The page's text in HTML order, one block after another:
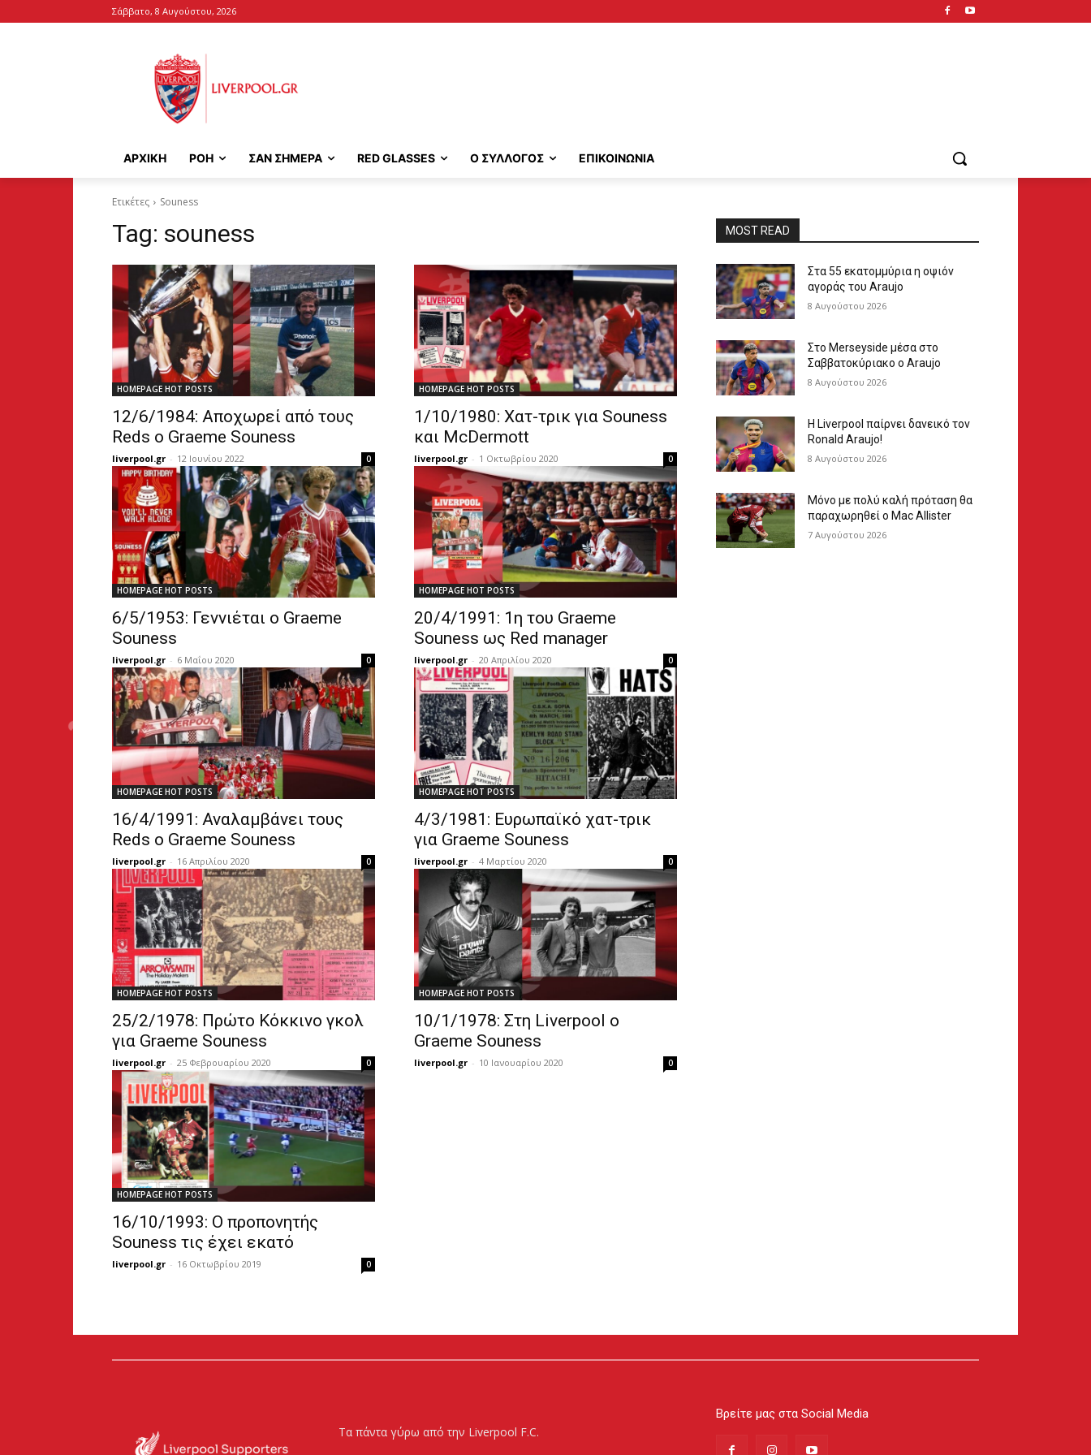
Σάββατο, 8 Αυγούστου, 2026
ΑΡΧΙΚΉ ΡΟΗ ΣΑΝ ΣΗΜΕΡΑ RED GLASSES Ο ΣΥΛΛΟΓΟΣ ΕΠΙΚΟΙΝΩΝΙΑ
Ετικέτες Souness
Tag: souness
HOMEPAGE HOT POSTS
12/6/1984: Αποχωρεί από τους
Reds ο Graeme Souness
liverpool.gr - 12 Ιουνίου 2022 0
HOMEPAGE HOT POSTS
1/10/1980: Χατ-τρικ για Souness
και McDermott
liverpool.gr - 1 Οκτωβρίου 2020 0
HOMEPAGE HOT POSTS
6/5/1953: Γεννιέται ο Graeme
Souness
liverpool.gr - 6 Μαΐου 2020 0
HOMEPAGE HOT POSTS
20/4/1991: 1η του Graeme
Souness ως Red manager
liverpool.gr - 20 Απριλίου 2020 0
HOMEPAGE HOT POSTS
16/4/1991: Αναλαμβάνει τους
Reds ο Graeme Souness
liverpool.gr - 16 Απριλίου 2020 0
HOMEPAGE HOT POSTS
4/3/1981: Ευρωπαϊκό χατ-τρικ
για Graeme Souness
liverpool.gr - 4 Μαρτίου 2020 0
HOMEPAGE HOT POSTS
25/2/1978: Πρώτο Κόκκινο γκολ
για Graeme Souness
liverpool.gr - 25 Φεβρουαρίου 2020 0
HOMEPAGE HOT POSTS
10/1/1978: Στη Liverpool ο
Graeme Souness
liverpool.gr - 10 Ιανουαρίου 2020 0
HOMEPAGE HOT POSTS
16/10/1993: Ο προπονητής
Souness τις έχει εκατό
liverpool.gr - 16 Οκτωβρίου 2019 0
MOST READ
Στα 55 εκατομμύρια η οψιόν
αγοράς του Araujo
8 Αυγούστου 2026
Στο Merseyside μέσα στο
Σαββατοκύριακο ο Araujo
8 Αυγούστου 2026
Η Liverpool παίρνει δανεικό τον
Ronald Araujo!
8 Αυγούστου 2026
Μόνο με πολύ καλή πρόταση θα
παραχωρηθεί ο Mac Allister
7 Αυγούστου 2026
Τα πάντα γύρω από την Liverpool F.C.
Βρείτε μας στα Social Media